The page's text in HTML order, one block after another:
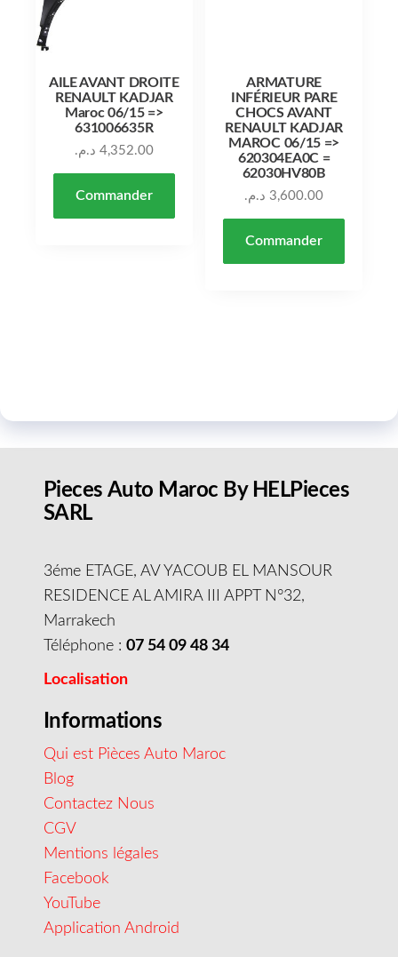
AILE AVANT DROITE
RENAULT KADJAR
Maroc 06/15 =>
631006635R
4,352.00 د.م.
Commander
ARMATURE
INFÉRIEUR PARE
CHOCS AVANT
RENAULT KADJAR
MAROC 06/15 =>
620304EA0C =
62030HV80B
3,600.00 د.م.
Commander
Pieces Auto Maroc By HELPieces
SARL
3éme ETAGE, AV YACOUB EL MANSOUR
RESIDENCE AL AMIRA III APPT N°32,
Marrakech
Téléphone : 07 54 09 48 34
Localisation
Informations
Qui est Pièces Auto Maroc
Blog
Contactez Nous
CGV
Mentions légales
Facebook
YouTube
Application Android